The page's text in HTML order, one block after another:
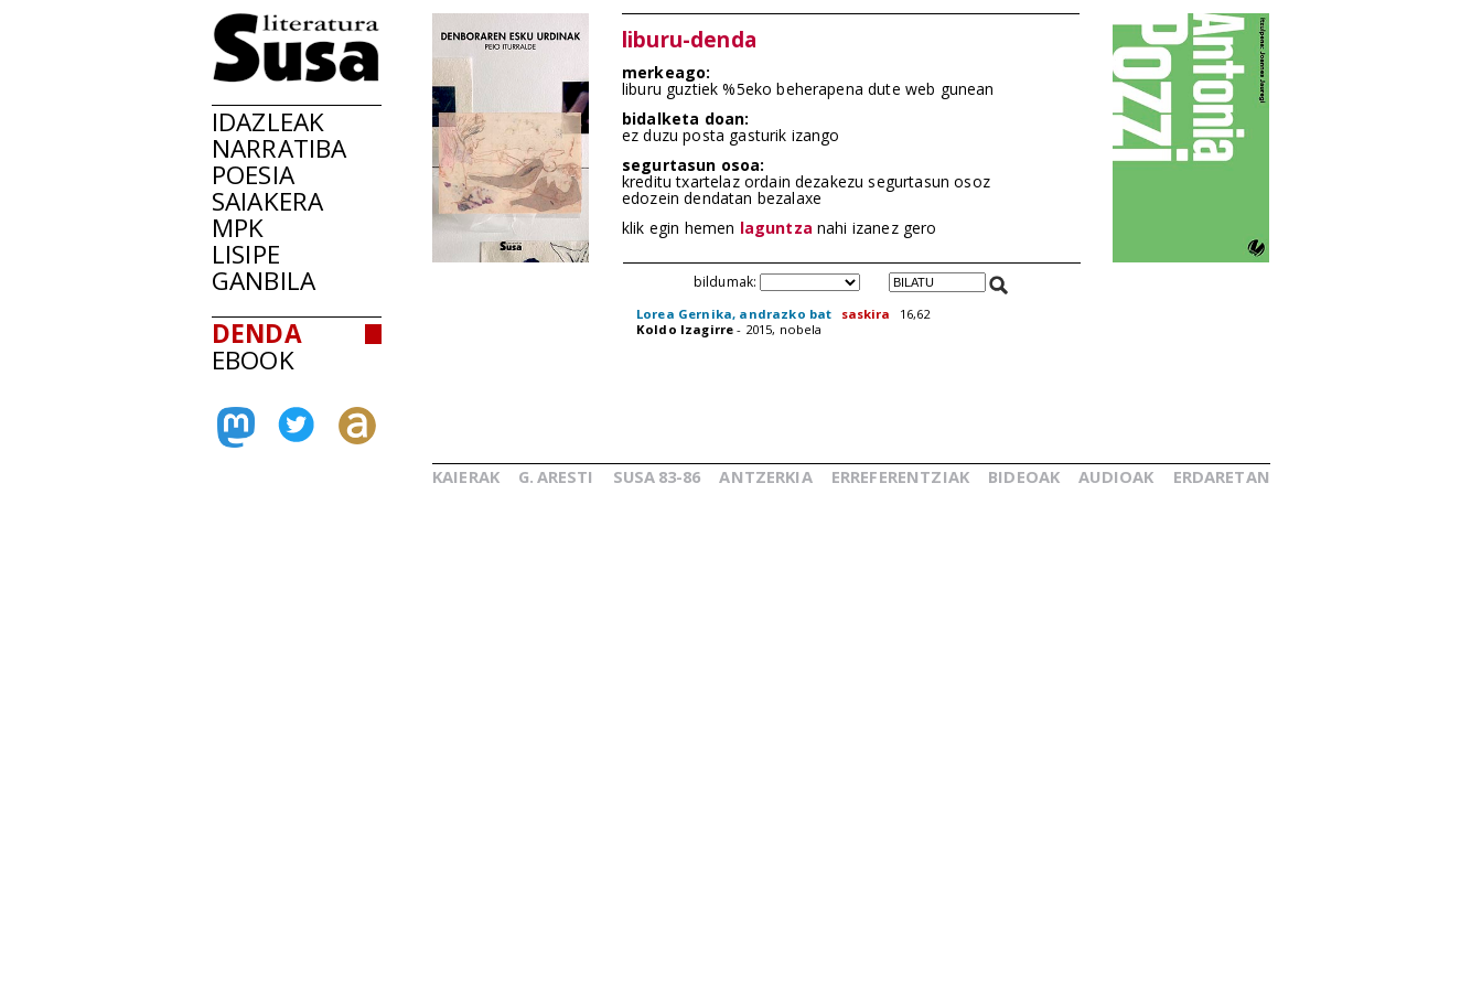
IDAZLEAK
NARRATIBA
POESIA
SAIAKERA
MPK
LISIPE
GANBILA
DENDA
EBOOK
liburu-denda
merkeago:
liburu guztiek %5eko beherapena dute web gunean
bidalketa doan:
ez duzu posta gasturik izango
segurtasun osoa:
kreditu txartelaz ordain dezakezu segurtasun osoz
edozein dendatan bezalaxe
klik egin hemen laguntza nahi izanez gero
bildumak:
Lorea Gernika, andrazko bat saskira
16,62
Koldo Izagirre - 2015, nobela
KAIERAK G. ARESTI SUSA 83-86 ANTZERKIA ERREFERENTZIAK BIDEOAK AUDIOAK ERDARETAN